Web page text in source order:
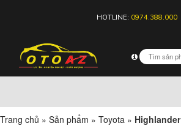
HOTLINE: 0974.388.000
Trang chủ » Sản phẩm » Toyota » Highlander